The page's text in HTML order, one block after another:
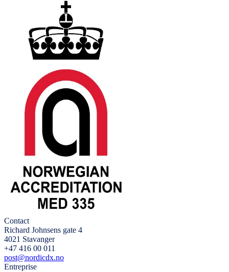
Contact
Richard Johnsens gate 4
4021 Stavanger
+47 416 00 011
post@nordicdx.no
Entreprise